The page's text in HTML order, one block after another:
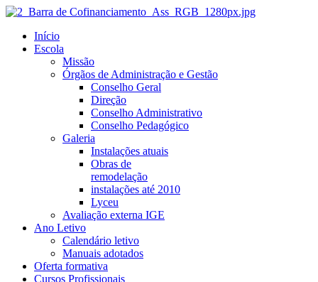
Início
Escola
Missão
Órgãos de Administração e Gestão
Conselho Geral
Direção
Conselho Administrativo
Conselho Pedagógico
Galeria
Instalações atuais
Obras de
remodelação
instalações até 2010
Lyceu
Avaliação externa IGE
Ano Letivo
Calendário letivo
Manuais adotados
Oferta formativa
Cursos Profissionais